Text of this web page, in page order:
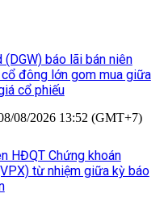
báo lãi bán niên
đông lớn gom mua giữa
cổ phiếu
08/2026 13:52 (GMT+7)
HĐQT Chứng khoán
từ nhiệm giữa kỳ báo